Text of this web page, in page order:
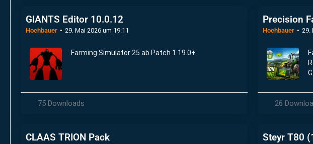
GIANTS Editor 10.0.12
Hochbauer 29. Mai 2026 um 19:11
Farming Simulator 25 ab Patch 1.19.0+
75 Downloads
Precision
Hochbauer 29.
26
CLAAS TRION Pack Steyr T80